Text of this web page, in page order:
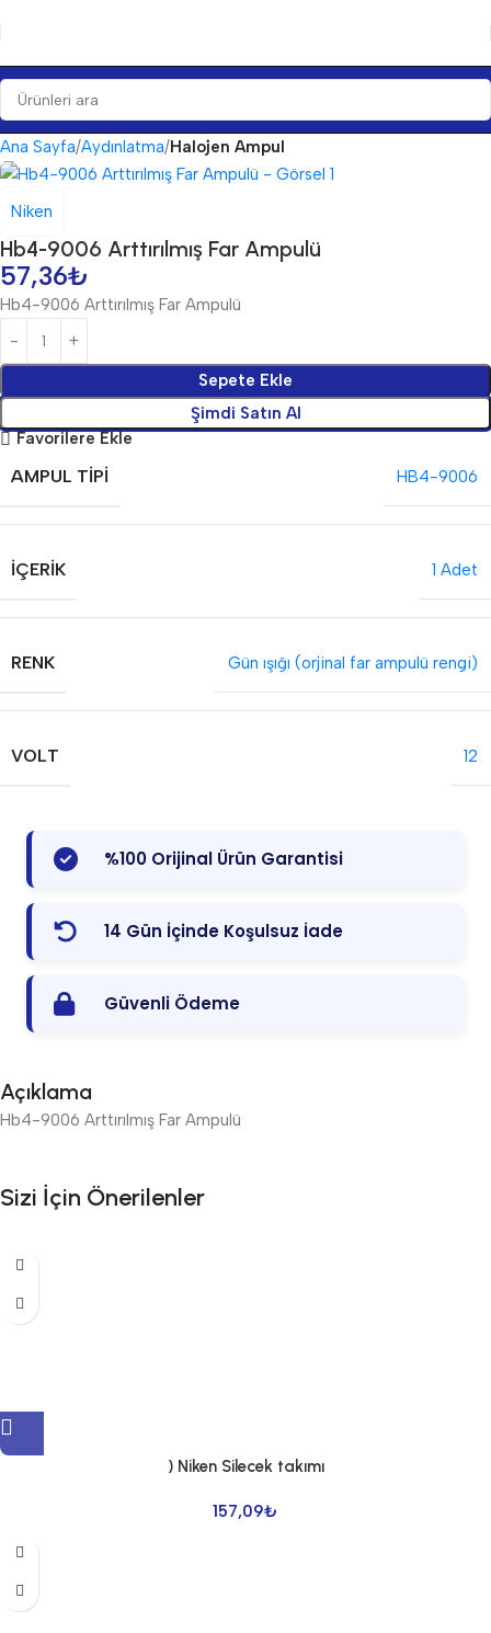
Ana Sayfa Aydınlatma Halojen Ampul
Niken
Hb4-9006 Arttırılmış Far Ampulü
57,36₺
Hb4-9006 Arttırılmış Far Ampulü
Sepete Ekle
Şimdi Satın Al
Favorilere Ekle
AMPUL TIPI HB4-9006
İÇERIK 1 Adet
RENK Gün ışığı (orjinal far ampulü rengi)
VOLT 12
%100 Orijinal Ürün Garantisi
14 Gün İçinde Koşulsuz İade
Güvenli Ödeme
Açıklama
Hb4-9006 Arttırılmış Far Ampulü
Sizi İçin Önerilenler
) Niken Silecek takımı
157,09₺